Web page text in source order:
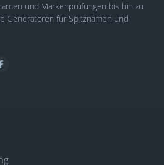
und Markenprüfungen bis hin zu
Generatoren für Spitznamen und